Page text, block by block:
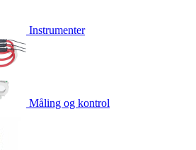
Instrumenter
Måling og kontrol